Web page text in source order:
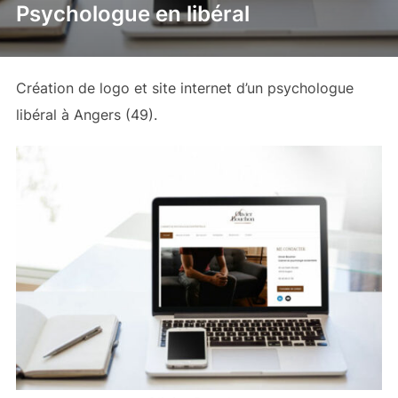
Psychologue en libéral
Création de logo et site internet d’un psychologue
libéral à Angers (49).